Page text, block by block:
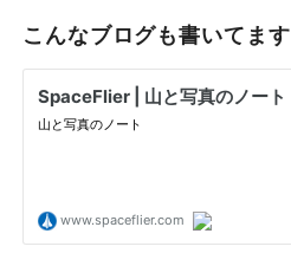
こんなブログも書いてます